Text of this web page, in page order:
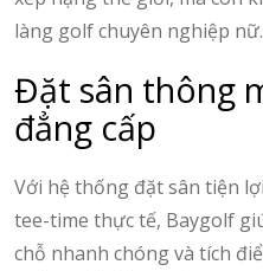
làng golf chuyên nghiệp nữ.
Đặt sân thông
đẳng cấp
Với hệ thống đặt sân tiện
tee-time thực tế, Baygolf
chỗ nhanh chóng và tích